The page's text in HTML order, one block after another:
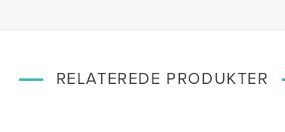
RELATEREDE PRODUKTER